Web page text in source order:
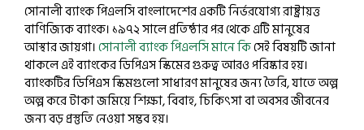
সোনালী ব্যাংক পিএলসি বাংলাদেশের একটি নির্ভরযোগ্য রাষ্ট্রায়ত্ত
বাণিজ্যিক ব্যাংক। ১৯৭২ সালে প্রতিষ্ঠার পর থেকে এটি মানুষের
আস্থার জায়গা।সোনালী ব্যাংক পিএলসি মানে কিসেই বিষয়টি জানা
থাকলে এই ব্যাংকের ডিপিএস স্কিমের গুরুত্ব আরও পরিষ্কার হয়।
ব্যাংকটির ডিপিএস স্কিমগুলো সাধারণ মানুষের জন্য তৈরি, যাতে অল্প
অল্প করে টাকা জমিয়ে শিক্ষা, বিবাহ, চিকিৎসা বা অবসর জীবনের
জন্য বড় প্রস্তুতি নেওয়া সম্ভব হয়।